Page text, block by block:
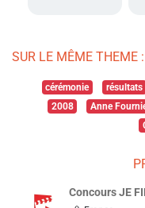
SUR LE MÊME THEME :
cérémonie résultats
2008
Anne
Concours JE